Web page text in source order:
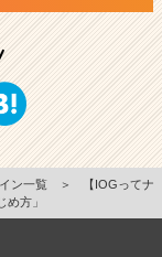
ン一覧 ＞
【IOGってナ
方」